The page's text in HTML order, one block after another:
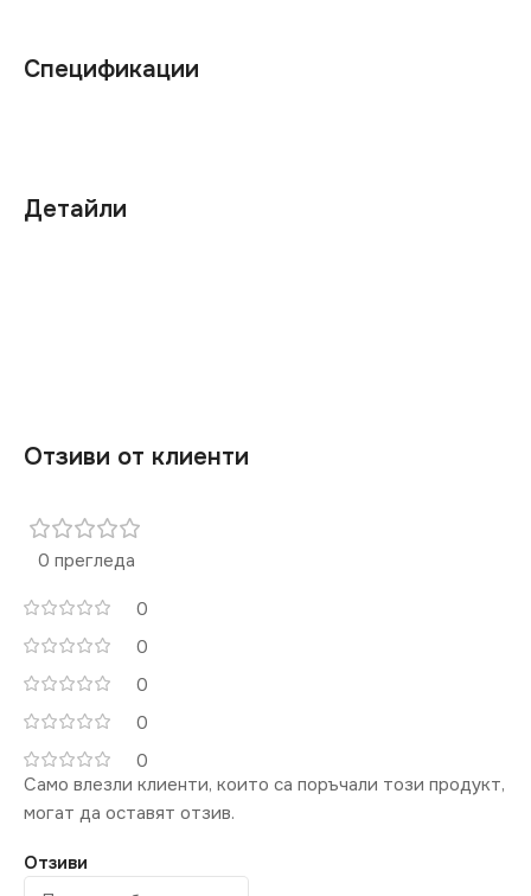
Детайли
Спецификации
Отзиви от клиенти
0 прегледа
0
0
0
0
0
Отзиви
Само влезли клиенти, които са поръчали този продукт,
могат да оставят отзив.